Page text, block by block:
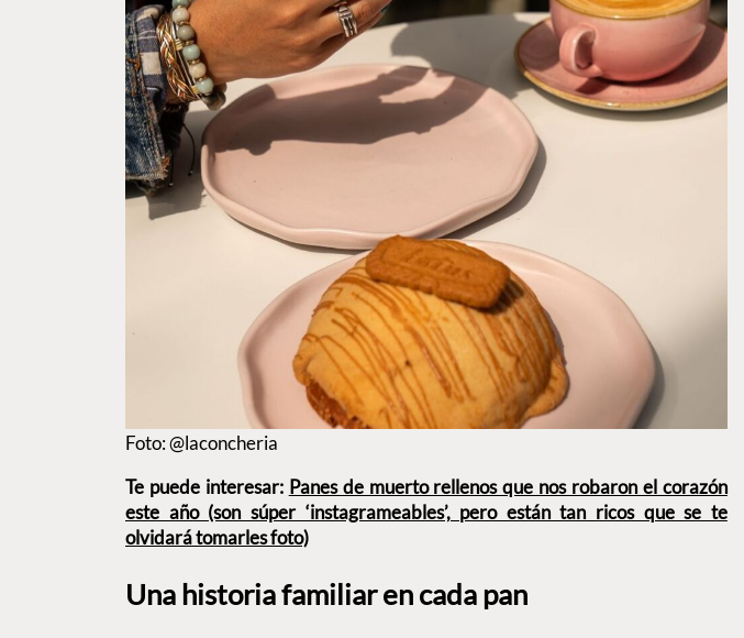
Foto: @laconcheria
Te puede interesar: Panes de muerto rellenos que nos robaron el corazón
este año (son súper ‘instagrameables’, pero están tan ricos que se te
olvidará tomarles foto)
Una historia familiar en cada pan